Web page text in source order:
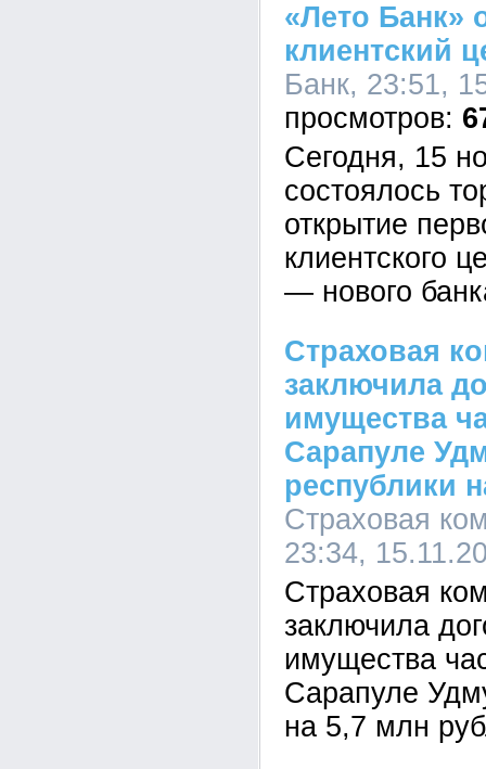
«Лето Банк»
клиентский
Банк, 23:51,
Сегодня, 15
состоялось
открытие
клиентского
— нового
Страховая
заключила
имущества
Сарапуле
республики
Страховая
23:34,
Страховая
заключила
имущества
Сарапуле
на 5,7 млн